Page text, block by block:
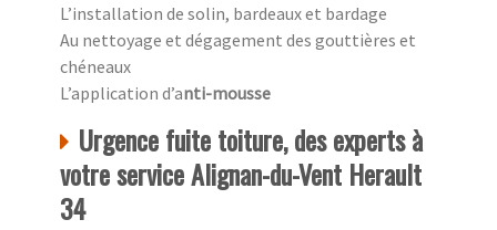
L’installation de solin, bardeaux et bardage
Au nettoyage et dégagement des gouttières et
chéneaux
L’application d’anti-mousse
Urgence fuite toiture, des experts à
votre service Alignan-du-Vent Herault
34